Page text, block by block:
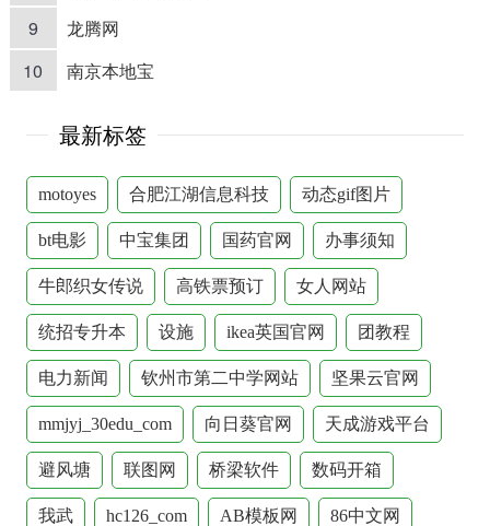
9
龙腾网
10
南京本地宝
最新标签
motoyes 合肥江湖信息科技 动态gif图片
bt电影 中宝集团 国药官网 办事须知
牛郎织女传说 高铁票预订 女人网站
统招专升本 设施 ikea英国官网 团教程
电力新闻 钦州市第二中学网站 坚果云官网
mmjyj_30edu_com 向日葵官网 天成游戏平台
避风塘 联图网 桥梁软件 数码开箱
我武 hc126_com AB模板网 86中文网